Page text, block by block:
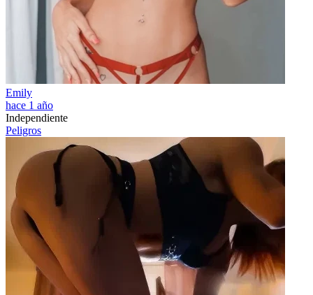
Emily
hace 1 año
Independiente
Peligros